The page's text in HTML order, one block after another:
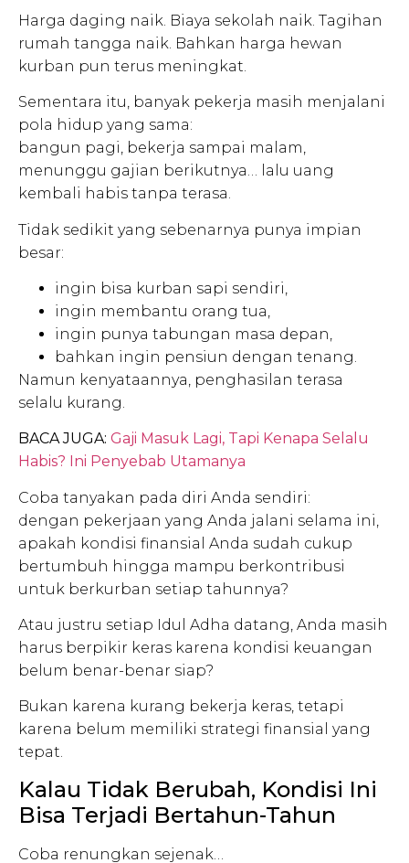
Harga daging naik. Biaya sekolah naik. Tagihan
rumah tangga naik. Bahkan harga hewan
kurban pun terus meningkat.
Sementara itu, banyak pekerja masih menjalani
pola hidup yang sama:
bangun pagi, bekerja sampai malam,
menunggu gajian berikutnya… lalu uang
kembali habis tanpa terasa.
Tidak sedikit yang sebenarnya punya impian
besar:
ingin bisa kurban sapi sendiri,
ingin membantu orang tua,
ingin punya tabungan masa depan,
bahkan ingin pensiun dengan tenang.
Namun kenyataannya, penghasilan terasa
selalu kurang.
BACA JUGA: Gaji Masuk Lagi, Tapi Kenapa Selalu
Habis? Ini Penyebab Utamanya
Coba tanyakan pada diri Anda sendiri:
dengan pekerjaan yang Anda jalani selama ini,
apakah kondisi finansial Anda sudah cukup
bertumbuh hingga mampu berkontribusi
untuk berkurban setiap tahunnya?
Atau justru setiap Idul Adha datang, Anda masih
harus berpikir keras karena kondisi keuangan
belum benar-benar siap?
Bukan karena kurang bekerja keras, tetapi
karena belum memiliki strategi finansial yang
tepat.
Kalau Tidak Berubah, Kondisi Ini
Bisa Terjadi Bertahun-Tahun
Coba renungkan sejenak…